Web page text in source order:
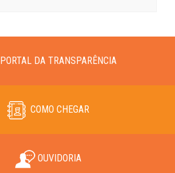
PORTAL DA TRANSPARÊNCIA
COMO CHEGAR
OUVIDORIA